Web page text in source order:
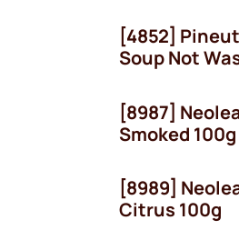
[4852]
Soup Not
[8987]
Smoked 100g
[8989]
Citrus 100g